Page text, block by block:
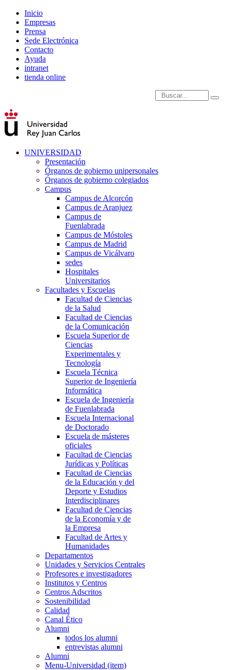
Inicio
Empresas
Prensa
Sede Electrónica
Contacto
Ayuda
intranet
tienda online
Introduce términos de
UNIVERSIDAD
Presentación
Órganos de gobierno unipersonales
Órganos de gobierno colegiados
Campus
Campus de Alcorcón
Campus de Aranjuez
Campus de
Fuenlabrada
Campus de Móstoles
Campus de Madrid
Campus de Vicálvaro
sedes
Hospitales
Universitarios
Facultades y Escuelas
Facultad de Ciencias
de la Salud
Facultad de Ciencias
de la Comunicación
Escuela Superior de
Ciencias
Experimentales y
Tecnología
Escuela Técnica
Superior de Ingeniería
Informática
Escuela de Ingeniería
de Fuenlabrada
Escuela Internacional
de Doctorado
Escuela de másteres
oficiales
Facultad de Ciencias
Jurídicas y Políticas
Facultad de Ciencias
de la Educación y del
Deporte y Estudios
Interdisciplinares
Facultad de Ciencias
de la Economía y de
la Empresa
Facultad de Artes y
Humanidades
Departamentos
Unidades y Servicios Centrales
Profesores e investigadores
Institutos y Centros
Centros Adscritos
Sostenibilidad
Calidad
Canal Ético
Alumni
todos los alumni
entrevistas alumni
Alumni
Menu-Universidad (item)